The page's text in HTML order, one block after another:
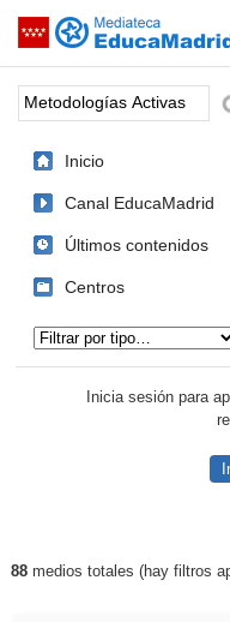
Saltar navegación
Palabra o frase:
Inicio
Canal EducaMadrid
Últimos contenidos
Centros
Inicia sesión para
Resultados de:
88medios totales (hay filtros